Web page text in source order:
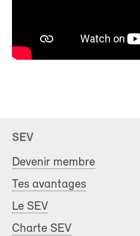
SEV
Devenir membre
Tes avantages
Le SEV
Charte SEV